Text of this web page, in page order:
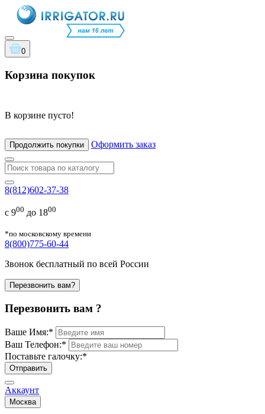
0
Корзина покупок
В корзине пусто!
Продолжить покупки Оформить заказ
8(812)602-37-38
с 900 до 1800
*по московскому времени
8(800)775-60-44
Звонок бесплатный по всей России
Перезвонить вам?
Перезвонить вам ?
Ваше Имя:*
Ваш Телефон:*
Поставьте галочку:*
Отправить
Аккаунт
Москва